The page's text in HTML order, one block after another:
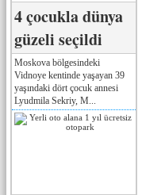
4 çocukla dünya
güzeli seçildi
Moskova bölgesindeki
Vidnoye kentinde yaşayan 39
yaşındaki dört çocuk annesi
Lyudmila Sekriy, M...